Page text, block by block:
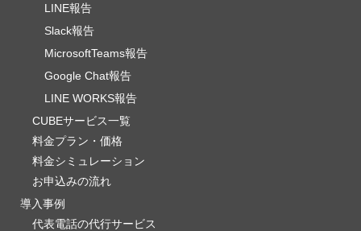
LINE報告
Slack報告
MicrosoftTeams報告
Google Chat報告
LINE WORKS報告
CUBEサービス一覧
料金プラン・価格
料金シミュレーション
お申込みの流れ
導入事例
代表電話の代行サービス